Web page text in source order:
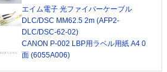
エイム電子 光ファイバーケーブル
DLC/DSC MM62.5 2m (AFP2-
DLC/DSC-62-02)
CANON P-002 LBP用ラベル用紙 A4 0
面 (6055A006)